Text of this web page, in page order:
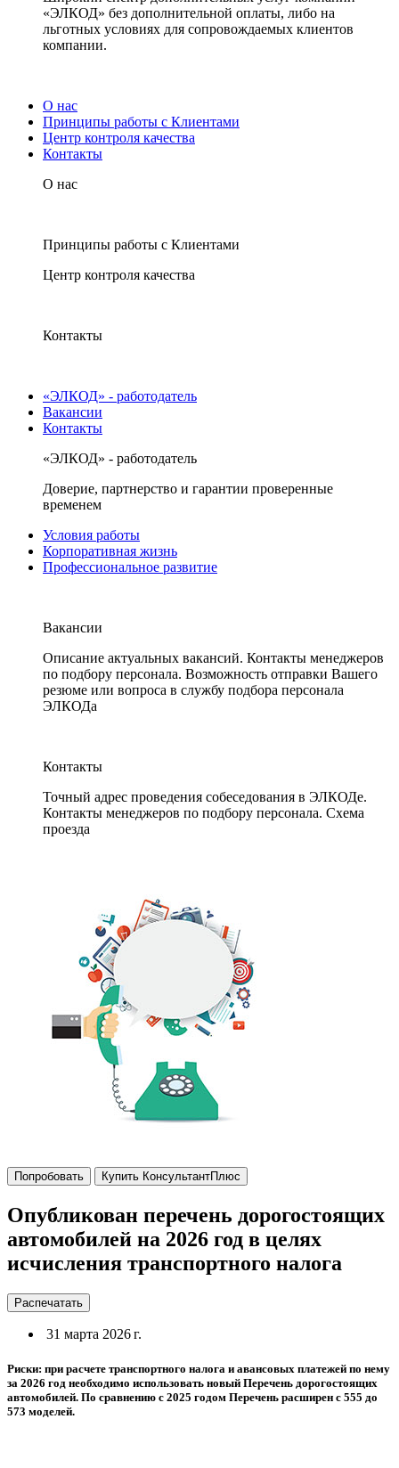
«ЭЛКОД» без дополнительной оплаты, либо на
льготных условиях для сопровождаемых клиентов
компании.
О нас
Принципы работы с Клиентами
Центр контроля качества
Контакты
О нас
Принципы работы с Клиентами
Центр контроля качества
Контакты
«ЭЛКОД» - работодатель
Вакансии
Контакты
«ЭЛКОД» - работодатель
Доверие, партнерство и гарантии проверенные
временем
Условия работы
Корпоративная жизнь
Профессиональное развитие
Вакансии
Описание актуальных вакансий. Контакты менеджеров
по подбору персонала. Возможность отправки Вашего
резюме или вопроса в службу подбора персонала
ЭЛКОДа
Контакты
Точный адрес проведения собеседования в ЭЛКОДе.
Контакты менеджеров по подбору персонала. Схема
проезда
Попробовать Купить КонсультантПлюс
Опубликован перечень дорогостоящих
автомобилей на 2026 год в целях
исчисления транспортного налога
Распечатать
31 марта 2026 г.
Риски: при расчете транспортного налога и авансовых платежей по нему
за 2026 год необходимо использовать новый Перечень дорогостоящих
автомобилей. По сравнению с 2025 годом Перечень расширен с 555 до
573 моделей.